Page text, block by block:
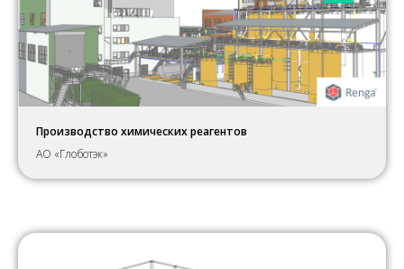
Производство химических реагентов
АО «Глоботэк»